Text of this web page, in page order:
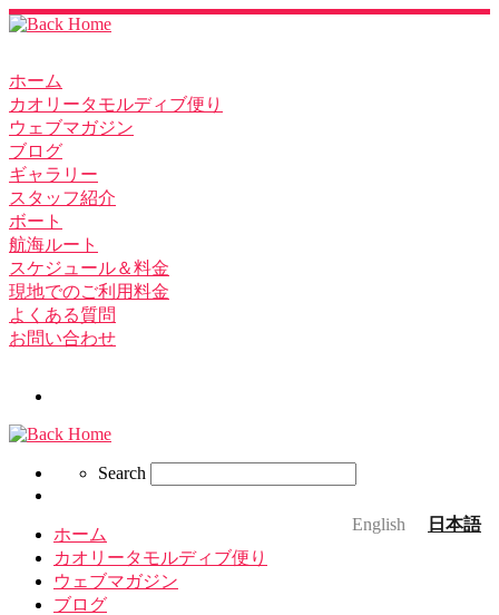
ホーム
カオリータモルディブ便り
ウェブマガジン
ブログ
ギャラリー
スタッフ紹介
ボート
航海ルート
スケジュール＆料金
現地でのご利用料金
よくある質問
お問い合わせ
English 日本語
SearchSearch
ホーム
カオリータモルディブ便り
ウェブマガジン
ブログ